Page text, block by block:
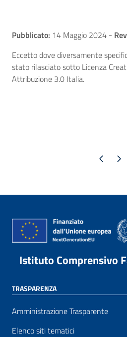
Pubblicato: 14 Maggio 2024 -
Eccetto dove diversamente
stato rilasciato sotto Licenza
Attribuzione 3.0 Italia.
Pagina precedente
Pagina
Istituto Comprensivo
TRASPARENZA
Amministrazione Trasparente
Elenco siti tematici